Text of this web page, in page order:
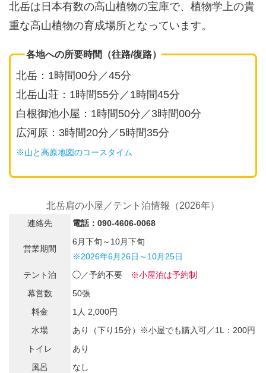
北岳は日本有数の高山植物の宝庫で、植物学上の貴
重な高山植物の育成場所となっています。
各地への所要時間（往路/復路）
北岳：1時間00分／45分
北岳山荘：1時間55分／1時間45分
白根御池小屋：1時間50分／3時間00分
広河原：3時間20分／5時間35分
※山と高原地図のコースタイム
北岳肩の小屋／テント泊情報（2026年）
連絡先 電話：090-4606-0068
営業期間
6月下旬～10月下旬
※2026年6月26日～10月25日
テント泊
◯／予約不要
※小屋泊は予約制
幕営数
50張
料金
1人 2,000円
水場
あり（下り15分）※小屋でも購入可／1L：200円
トイレ
あり
風呂
なし